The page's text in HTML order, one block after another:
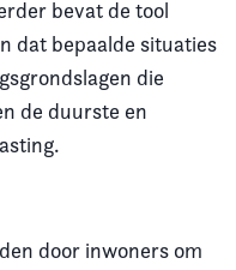
bevat de tool
dat bepaalde situaties
die
de duurste en
door inwoners om